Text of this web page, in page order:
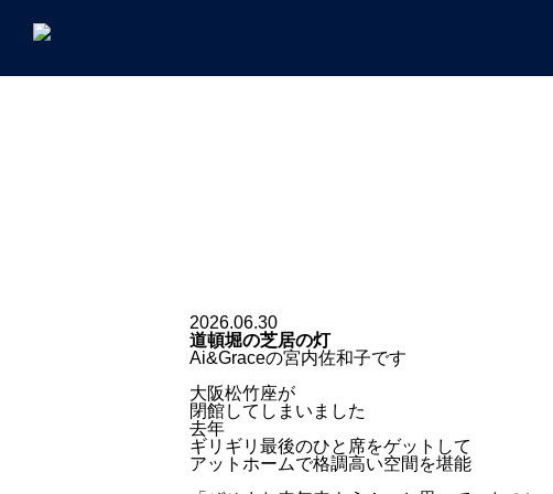
2026.06.30
道頓堀の芝居の灯
Ai&Graceの宮内佐和子です
大阪松竹座が
閉館してしまいました
去年
ギリギリ最後のひと席をゲットして
アットホームで格調高い空間を堪能